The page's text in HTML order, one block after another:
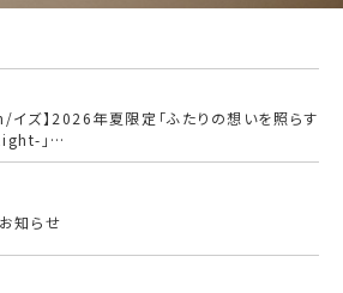
イズ】2026年夏限定「ふたりの想いを照らす
」…
知らせ